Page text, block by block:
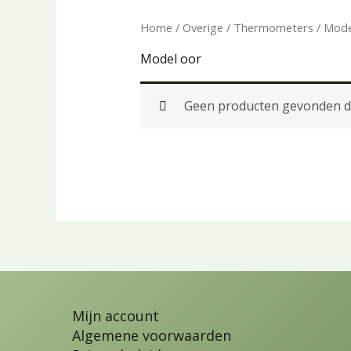
Home / Overige / Thermometers /
Model oor
Geen producten gevonden
Mijn account
Algemene voorwaarden